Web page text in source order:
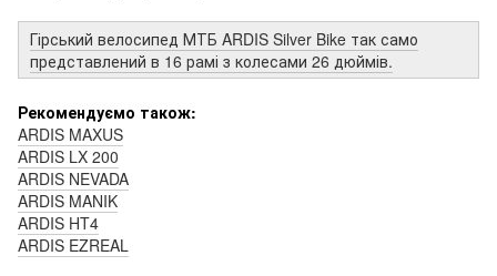
Гірський велосипед МТБ ARDIS Silver Bike так само
представлений в 16 рамі з колесами 26 дюймів.
Рекомендуємо також:
ARDIS MAXUS
ARDIS LX 200
ARDIS NEVADA
ARDIS MANIK
ARDIS HT4
ARDIS EZREAL